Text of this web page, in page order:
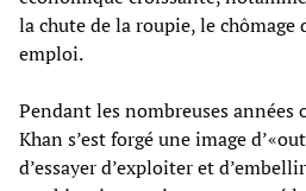
la chute de la roupie, le chômage
emploi.
Pendant les nombreuses années
Khan s’est forgé une image
d’essayer d’exploiter et